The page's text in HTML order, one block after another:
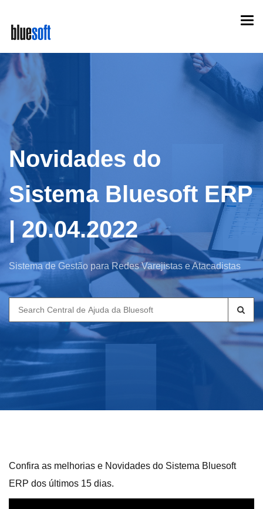
main
content
Novidades do
Sistema Bluesoft ERP
| 20.04.2022
Sistema de Gestão para Redes Varejistas e Atacadistas
Search
for:
Confira as melhorias e Novidades do Sistema Bluesoft
ERP dos últimos 15 dias.